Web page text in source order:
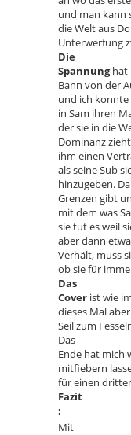
und man kann
die Welt aus
Unterwerfung
Die
Spannunghat
Bann von der
und ich konnte
in Sam ihren
der sie in die
Dominanz
ihm einen
als seine Sub
hinzugeben.
Grenzen gibt
mit dem was
sie tut es weil
aber dann
Verhält, muss
ob sie für
Das
Cover ist wie
dieses Mal
Seil zum
Das
Ende hat mich
mitfiebern
für einen
Fazit
:
Mit